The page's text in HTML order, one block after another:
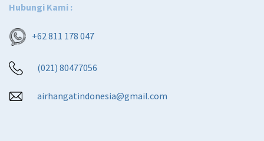
Hubungi Kami :
+62 811 178 047
(021) 80477056
airhangatindonesia@gmail.com